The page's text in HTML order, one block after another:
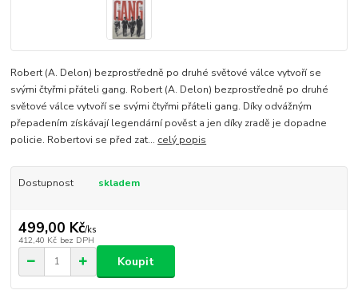
Robert (A. Delon) bezprostředně po druhé světové válce vytvoří se
svými čtyřmi přáteli gang. Robert (A. Delon) bezprostředně po druhé
světové válce vytvoří se svými čtyřmi přáteli gang. Díky odvážným
přepadením získávají legendární pověst a jen díky zradě je dopadne
policie. Robertovi se před zat... celý popis
Dostupnost skladem
499,00 Kč/ks
412,40 Kč bez DPH
Koupit